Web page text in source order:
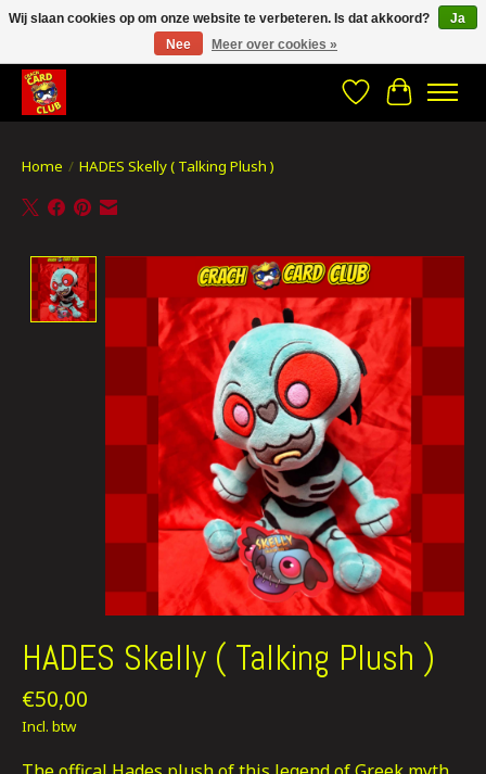
CRACH CARD CLUB , The best place to Geek out!
Verlanglijst
Home / HADES Skelly ( Talking Plush )
Product image slideshow Items
HADES Skelly ( Talking Plush )
€50,00
Incl. btw
Wij slaan cookies op om onze website te verbeteren. Is dat akkoord?
Ja
Nee
Meer over cookies »